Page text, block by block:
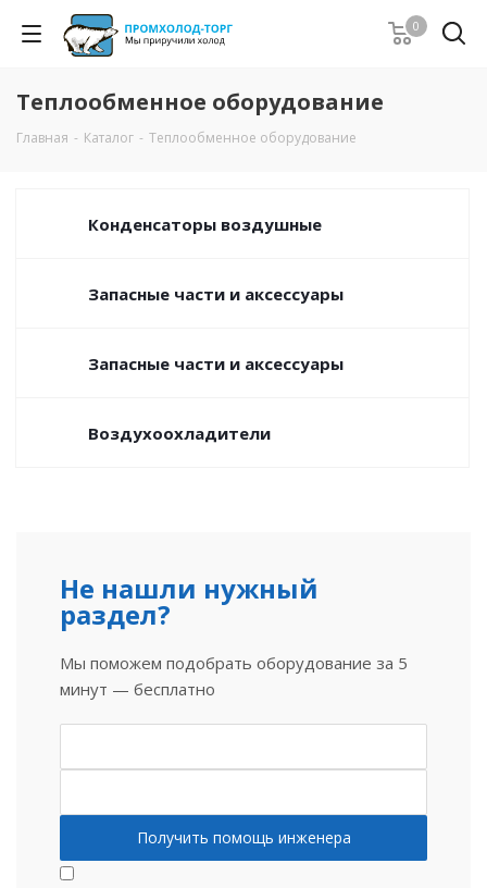
0
Теплообменное оборудование
Главная - Каталог - Теплообменное оборудование
Конденсаторы воздушные
Запасные части и аксессуары
Запасные части и аксессуары
Воздухоохладители
Не нашли нужный
раздел?
Мы поможем подобрать оборудование за 5
минут — бесплатно